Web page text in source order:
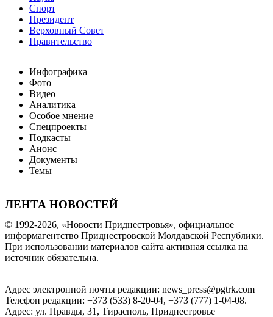
Спорт
Президент
Верховный Совет
Правительство
Инфографика
Фото
Видео
Аналитика
Особое мнение
Спецпроекты
Подкасты
Анонс
Документы
Темы
ЛЕНТА НОВОСТЕЙ
© 1992-2026, «Новости Приднестровья», официальное
информагентство Приднестровской Молдавской Республики.
При использовании материалов сайта активная ссылка на
источник обязательна.
Адрес электронной почты редакции: news_press@pgtrk.com
Телефон редакции: +373 (533) 8-20-04, +373 (777) 1-04-08.
Адрес: ул. Правды, 31, Тирасполь, Приднестровье